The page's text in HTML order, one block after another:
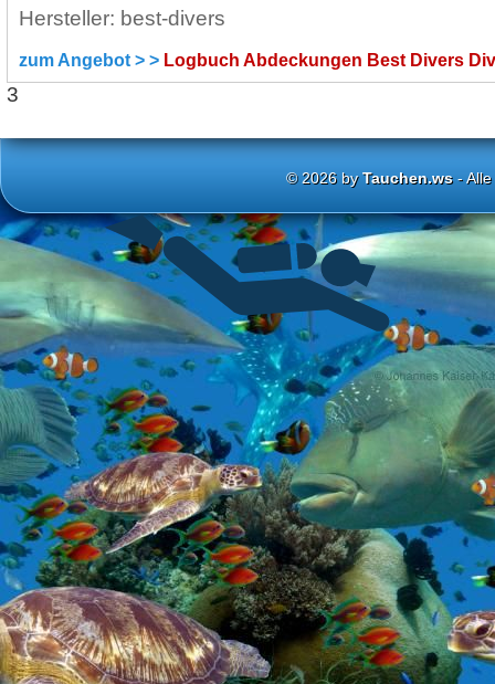
Hersteller: best-divers
zum Angebot > > Logbuch Abdeckungen Best Divers
3
© 2026 byTauchen.ws -